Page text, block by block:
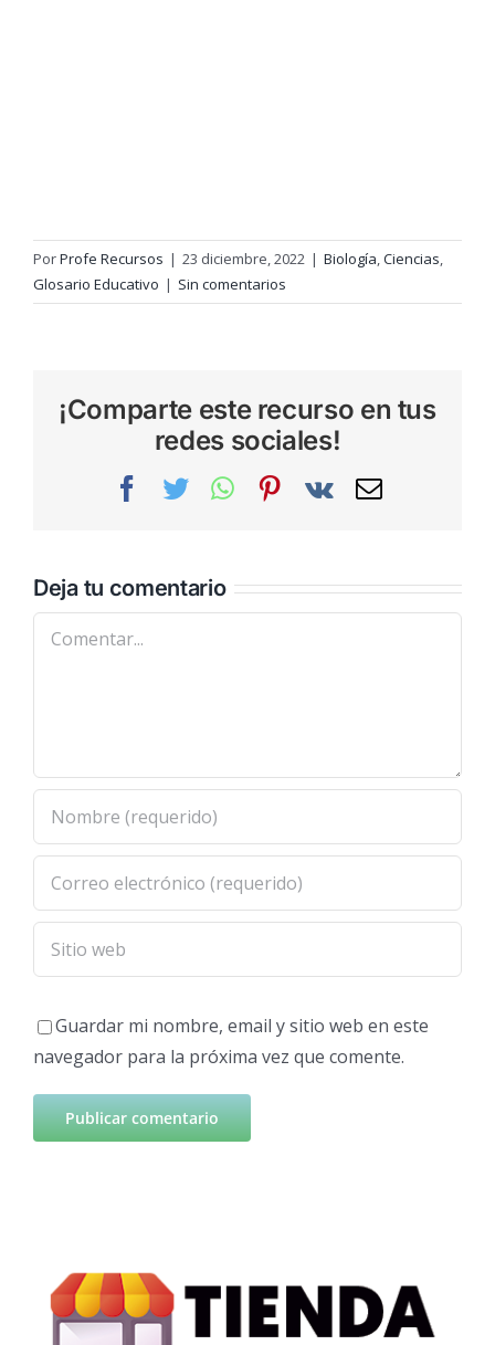
PorProfe Recursos | 23 diciembre, 2022 | Biología,Ciencias,
Glosario Educativo | Sin comentarios
¡Comparte este recurso en tus
redes sociales!
Facebook
TwitterWhatsAppPinterest
Vk
Correo
Deja tu comentario
Comentar
Guardar mi nombre, email y sitio web en este
navegador para la próxima vez que comente.